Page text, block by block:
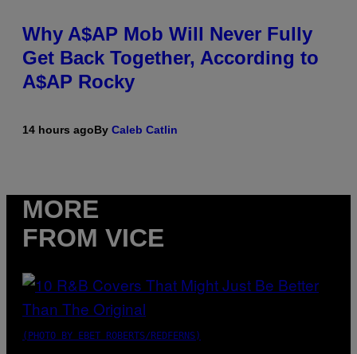
Why A$AP Mob Will Never Fully
Get Back Together, According to
A$AP Rocky
14 hours agoBy Caleb Catlin
MORE
FROM VICE
(PHOTO BY EBET ROBERTS/REDFERNS)